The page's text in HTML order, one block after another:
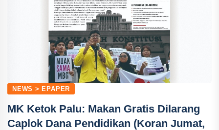
NEWS > EPAPER
MK Ketok Palu: Makan Gratis Dilarang
Caplok Dana Pendidikan (Koran Jumat,